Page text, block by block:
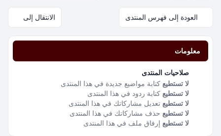
العودة إلى فهرس المنتدى الانتقال إلى
معلومات
صلاحيات المنتدى
لا تستطيع كتابة مواضيع جديدة في هذا المنتدى
لا تستطيع كتابة ردود في هذا المنتدى
لا تستطيع تعديل مشاركاتك في هذا المنتدى
لا تستطيع حذف مشاركاتك في هذا المنتدى
لا تستطيع إرفاق ملف في هذا المنتدى